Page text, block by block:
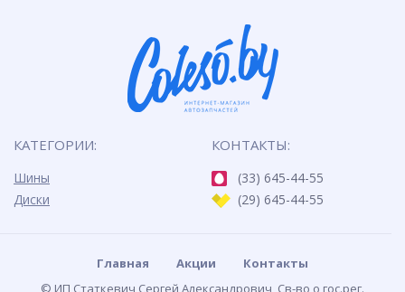
КАТЕГОРИИ:
Шины
Диски
КОНТАКТЫ:
(33) 645-44-55
(29) 645-44-55
Главная Акции
Контакты
© ИП Статкевич Сергей Александрович, Св-во о гос.рег.